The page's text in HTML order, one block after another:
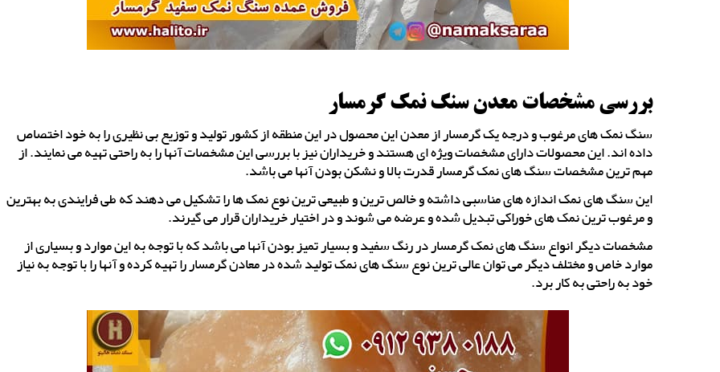
بررسی مشخصات معدن سنگ نمک گرمسار
سنگ نمک های مرغوب و درجه یک گرمسار از معدن این محصول در این منطقه از کشور تولید و توزیع بی نظیری را به خود اختصاص
داده اند. این محصولات دارای مشخصات ویژه ای هستند و خریداران نیز با بررسی این مشخصات آنها را به راحتی تهیه می نمایند. از
مهم ترین مشخصات سنگ های نمک گرمسار قدرت بالا و نشکن بودن آنها می باشد.
این سنگ های نمک اندازه های مناسبی داشته و خالص ترین و طبیعی ترین نوع نمک ها را تشکیل می دهند که طی فرایندی به بهترین
و مرغوب ترین نمک های خوراکی تبدیل شده و عرضه می شوند و در اختیار خریداران قرار می گیرند.
مشخصات دیگر انواع سنگ های نمک گرمسار در رنگ سفید و بسیار تمیز بودن آنها می باشد که با توجه به این موارد و بسیاری از
موارد خاص و مختلف دیگر می توان عالی ترین نوع سنگ های نمک تولید شده در معادن گرمسار را تهیه کرده و آنها را با توجه به نیاز
خود به راحتی به کار برد.